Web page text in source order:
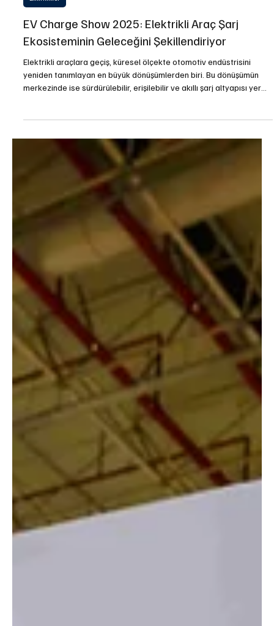
EV Charge Show 2025: Elektrikli Araç Şarj
Ekosisteminin Geleceğini Şekillendiriyor
Elektrikli araçlara geçiş, küresel ölçekte otomotiv endüstrisini
yeniden tanımlayan en büyük dönüşümlerden biri. Bu dönüşümün
merkezinde ise sürdürülebilir, erişilebilir ve akıllı şarj altyapısı yer
alıyor. Tam da bu ihtiyaçtan doğan EV Charge Show, 2025 yılında
dördüncü kez kapılarını açarak elektrikli araç şarj teknolojileri
ekosisteminin geleceğine yön vermeye hazırlanıyor.